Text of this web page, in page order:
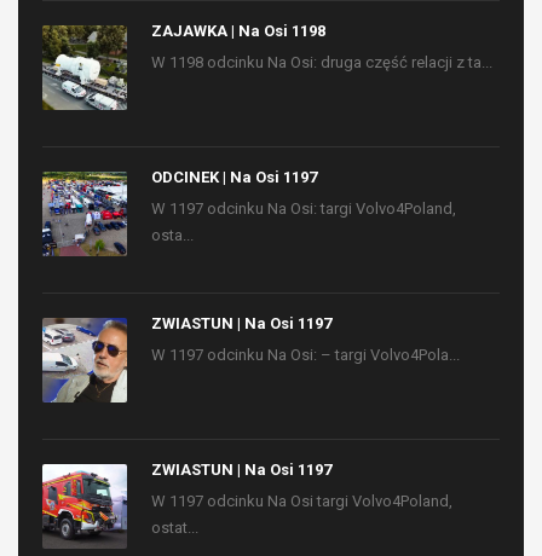
ZAJAWKA | Na Osi 1198
W 1198 odcinku Na Osi: druga część relacji z ta...
ODCINEK | Na Osi 1197
W 1197 odcinku Na Osi: targi Volvo4Poland,
osta...
ZWIASTUN | Na Osi 1197
W 1197 odcinku Na Osi: – targi Volvo4Pola...
ZWIASTUN | Na Osi 1197
W 1197 odcinku Na Osi targi Volvo4Poland,
ostat...